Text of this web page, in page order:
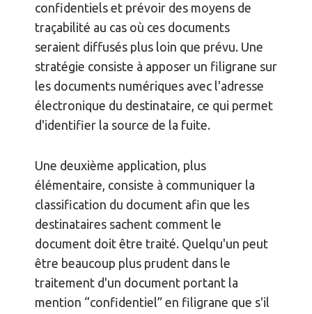
confidentiels et prévoir des moyens de
traçabilité au cas où ces documents
seraient diffusés plus loin que prévu. Une
stratégie consiste à apposer un filigrane sur
les documents numériques avec l'adresse
électronique du destinataire, ce qui permet
d'identifier la source de la fuite.
Une deuxième application, plus
élémentaire, consiste à communiquer la
classification du document afin que les
destinataires sachent comment le
document doit être traité. Quelqu'un peut
être beaucoup plus prudent dans le
traitement d'un document portant la
mention “confidentiel” en filigrane que s'il